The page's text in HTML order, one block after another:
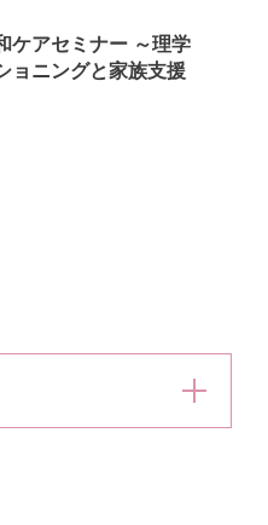
ケアセミナー ～理学
ョニングと家族支援